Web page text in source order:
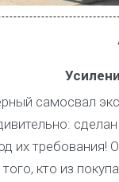
самосвал
сделан
их требования!
кто из